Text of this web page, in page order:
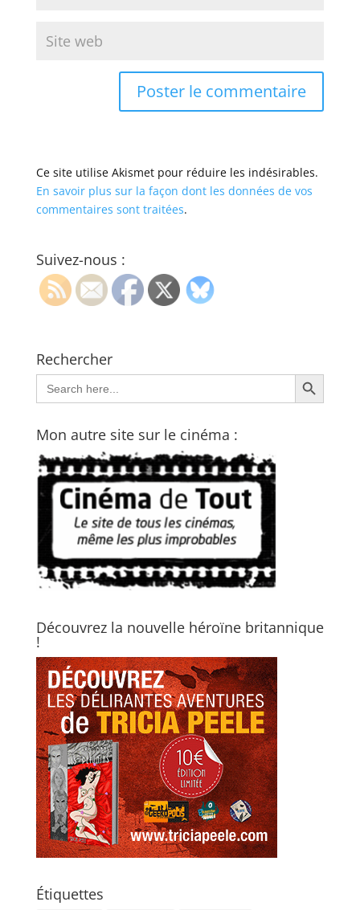
Ce site utilise Akismet pour réduire les indésirables.
En savoir plus sur la façon dont les données de vos
commentaires sont traitées.
Suivez-nous :
Rechercher
Search
for:
Search Button
Mon autre site sur le cinéma :
Découvrez la nouvelle héroïne britannique
!
Étiquettes